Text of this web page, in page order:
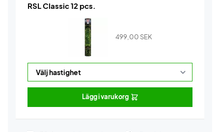
RSL Classic 12 pcs.
499,00 SEK
Lägg i varukorg